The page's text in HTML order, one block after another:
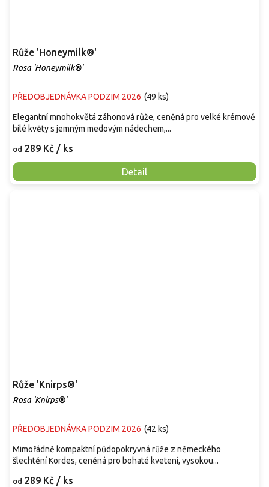
Růže 'Honeymilk®'
Rosa 'Honeymilk®'
PŘEDOBJEDNÁVKA PODZIM 2026 (49 ks)
od 289 Kč / ks
Detail
Elegantní mnohokvětá záhonová růže, ceněná pro velké krémově
bílé květy s jemným medovým nádechem,...
Růže 'Knirps®'
Rosa 'Knirps®'
PŘEDOBJEDNÁVKA PODZIM 2026 (42 ks)
od 289 Kč / ks
Mimořádně kompaktní půdopokryvná růže z německého
šlechtění Kordes, ceněná pro bohaté kvetení, vysokou...